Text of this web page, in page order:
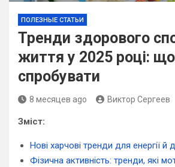
ПОЛЕЗНЫЕ СТАТЬИ
Тренди здорового
життя у 2025 році:
спробувати
8 месяцев ago Виктор Сергеев
Зміст:
Нові харчові тренди для енергії й
Фізична активність: тренди, які